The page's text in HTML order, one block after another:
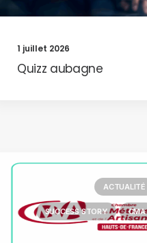
1 juillet 2026
Quizz aubagne
ACTUALITÉ
SUCCESS STORY CMA